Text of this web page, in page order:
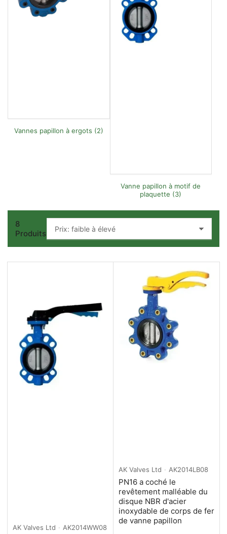
Vannes papillon à ergots (2)
Vanne papillon à motif de
plaquette (3)
r
e
:
8
Produits
AK Valves Ltd AK2014WW08
AK Valves Ltd AK2014LB08
PN16 a coché le
revêtement malléable du
disque NBR d'acier
inoxydable de corps de fer
de vanne papillon